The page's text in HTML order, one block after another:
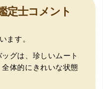
定士コメント
ます。
グは、珍しいムート
体的にきれいな状態